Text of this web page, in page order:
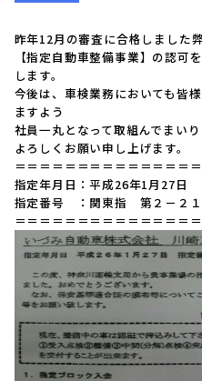
昨年12月の審査に合格しました
【指定自動車整備事業】の認可
します。
今後は、車検業務においても皆
ますよう
社員一丸となって取組んでまい
よろしくお願い申し上げます。
＝＝＝＝＝＝＝＝＝＝＝＝＝＝
指定年月日：平成26年1月27日
指定番号 ：関東指 第２－２１
＝＝＝＝＝＝＝＝＝＝＝＝＝＝